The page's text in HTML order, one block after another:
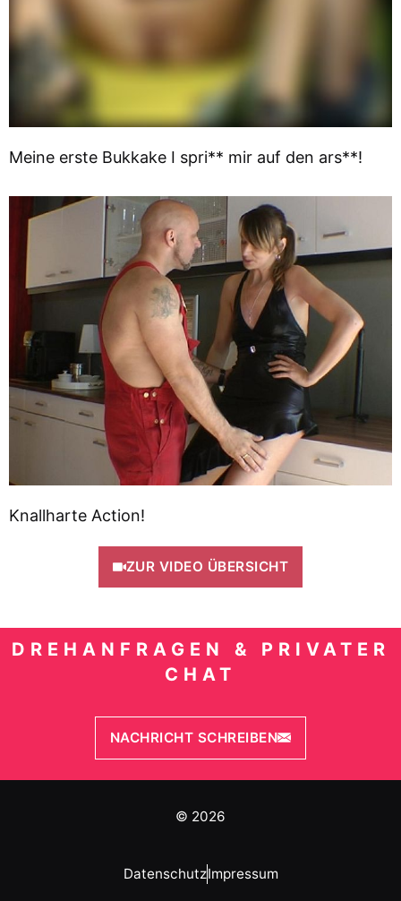
Meine erste Bukkake I spri** mir auf den ars**!
Knallharte Action!
ZUR VIDEO ÜBERSICHT
DREHANFRAGEN & PRIVATER
CHAT
NACHRICHT SCHREIBEN
© 2026
DatenschutzImpressum